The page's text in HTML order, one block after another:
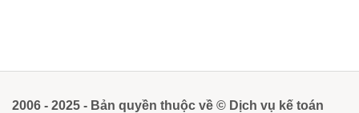
2006 - 2025 - Bản quyền thuộc về © Dịch vụ kế toán